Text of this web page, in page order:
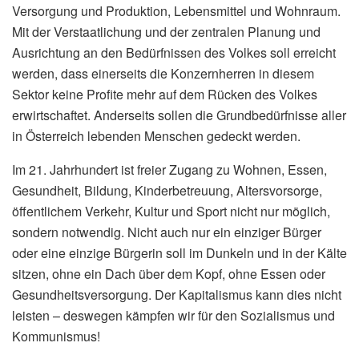
Versorgung und Produktion, Lebensmittel und Wohnraum.
Mit der Verstaatlichung und der zentralen Planung und
Ausrichtung an den Bedürfnissen des Volkes soll erreicht
werden, dass einerseits die Konzernherren in diesem
Sektor keine Profite mehr auf dem Rücken des Volkes
erwirtschaftet. Anderseits sollen die Grundbedürfnisse aller
in Österreich lebenden Menschen gedeckt werden.
Im 21. Jahrhundert ist freier Zugang zu Wohnen, Essen,
Gesundheit, Bildung, Kinderbetreuung, Altersvorsorge,
öffentlichem Verkehr, Kultur und Sport nicht nur möglich,
sondern notwendig. Nicht auch nur ein einziger Bürger
oder eine einzige Bürgerin soll im Dunkeln und in der Kälte
sitzen, ohne ein Dach über dem Kopf, ohne Essen oder
Gesundheitsversorgung. Der Kapitalismus kann dies nicht
leisten – deswegen kämpfen wir für den Sozialismus und
Kommunismus!